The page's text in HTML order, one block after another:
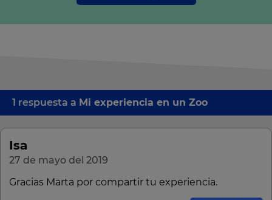
1 respuesta a Mi experiencia en un Zoo
Isa
27 de mayo del 2019
Gracias Marta por compartir tu experiencia.